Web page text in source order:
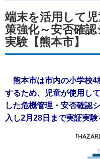
端末を活用して
策強化～安否確
実験【熊本市】
熊本市は市内の小学校
するため、児童が使用し
した危機管理・安否確認
入し2月28日まで実証実験